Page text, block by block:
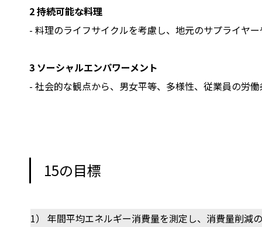
2 持続可能な料理
- 料理のライフサイクルを考慮し、地元のサプライヤ
3 ソーシャルエンパワーメント
- 社会的な観点から、男女平等、多様性、従業員の労
15の目標
1） 年間平均エネルギー消費量を測定し、消費量削減